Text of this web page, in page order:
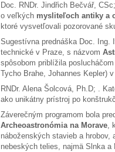
Doc. RNDr. Jindřich Bečvář,
o veľkých mysliteľoch antiky a
ktoré vysvetľovali pozorované
Sugestívna prednáška Doc. Ing.
technické v Praze, s názvom
spôsobom priblížila
Tycho Brahe, Johannes Kepler)
RNDr. Alena Šolcová, Ph.D; .
ako unikátny prístroj po
Záverečným programom bola
Archeoastronómia na Morave,
náboženských stavieb a
nebeských telies, najmä Slnka a